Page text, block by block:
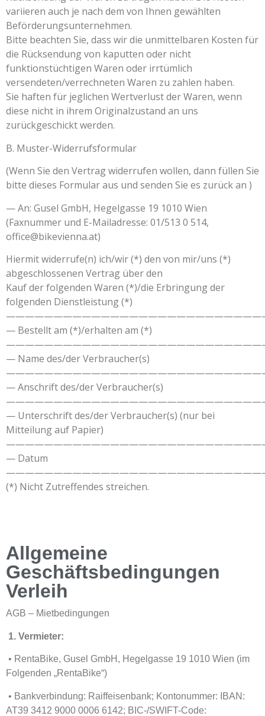
variieren auch je nach dem von Ihnen gewählten
Beförderungsunternehmen.
Bitte beachten Sie, dass wir die unmittelbaren Kosten für
die Rücksendung von kaputten oder nicht
funktionstüchtigen Waren oder irrtümlich
versendeten/verrechneten Waren zu zahlen haben.
Sie haften für jeglichen Wertverlust der Waren, wenn
diese nicht in ihrem Originalzustand an uns
zurückgeschickt werden.
B. Muster-Widerrufsformular
(Wenn Sie den Vertrag widerrufen wollen, dann füllen Sie
bitte dieses Formular aus und senden Sie es zurück an )
— An: Gusel GmbH, Hegelgasse 19 1010 Wien
(Faxnummer und E-Mailadresse: 01/513 0 514,
office@bikevienna.at)
Hiermit widerrufe(n) ich/wir (*) den von mir/uns (*)
abgeschlossenen Vertrag über den
Kauf der folgenden Waren (*)/die Erbringung der
folgenden Dienstleistung (*)
— Bestellt am (*)/erhalten am (*)
— Name des/der Verbraucher(s)
— Anschrift des/der Verbraucher(s)
— Unterschrift des/der Verbraucher(s) (nur bei
Mitteilung auf Papier)
— Datum
(*) Nicht Zutreffendes streichen.
Allgemeine
Geschäftsbedingungen
Verleih
AGB – Mietbedingungen
1. Vermieter:
• RentaBike, Gusel GmbH, Hegelgasse 19 1010 Wien (im
Folgenden „RentaBike“)
• Bankverbindung: Raiffeisenbank; Kontonummer: IBAN:
AT39 3412 9000 0006 6142; BIC-/SWIFT-Code: